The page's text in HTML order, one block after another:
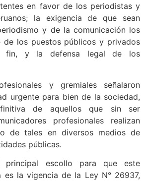
en favor de los periodistas y
la exigencia de que sean
y de la comunicación los
de los puestos públicos y privados
fin, y la defensa legal de los
y gremiales señalaron
urgente para bien de la sociedad,
de aquellos que sin ser
profesionales realizan
de tales en diversos medios de
públicas.
principal escollo para que este
es la vigencia de la Ley N° 26937,